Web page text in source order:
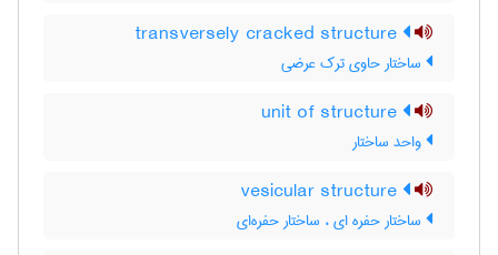
ساختار حاوی ترک عرضی
واحد ساختار
ساختار حفره ای ، ساختار حفره‌ای